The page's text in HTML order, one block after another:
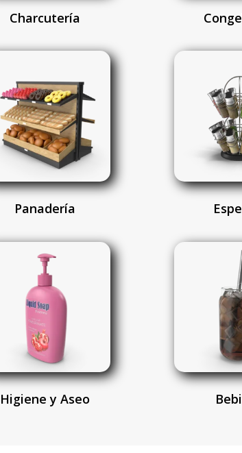
Charcutería
Panadería
Higiene y Aseo